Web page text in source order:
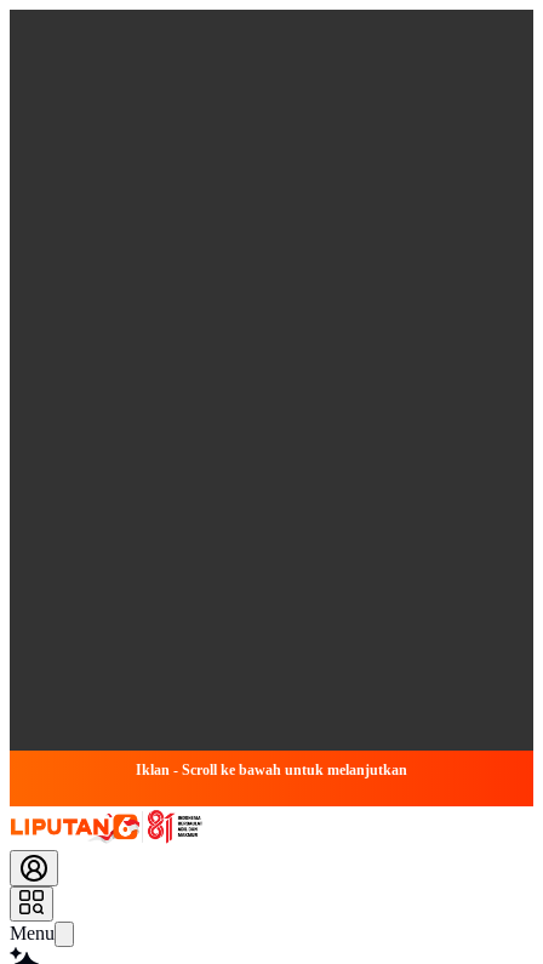
Iklan - Scroll ke bawah untuk melanjutkan
Menu